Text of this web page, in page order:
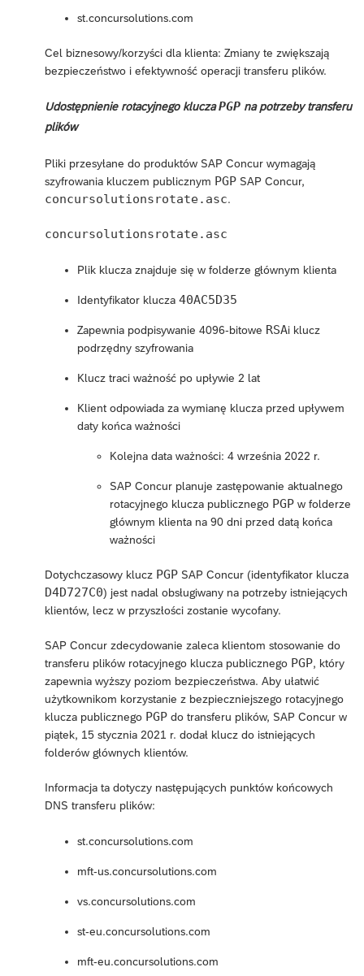
st.concursolutions.com
Cel biznesowy/korzyści dla klienta: Zmiany te zwiększają
bezpieczeństwo i efektywność operacji transferu plików.
Udostępnienie rotacyjnego kluczaPGP na potrzeby transferu
plików
Pliki przesyłane do produktów SAP Concur wymagają
szyfrowania kluczem publicznym PGP SAP Concur,
concursolutionsrotate.asc.
concursolutionsrotate.asc
Plik klucza znajduje się w folderze głównym klienta
Identyfikator klucza 40AC5D35
Zapewnia podpisywanie 4096-bitowe RSAi klucz
podrzędny szyfrowania
Klucz traci ważność po upływie 2 lat
Klient odpowiada za wymianę klucza przed upływem
daty końca ważności
Kolejna data ważności: 4 września 2022 r.
SAP Concur planuje zastępowanie aktualnego
rotacyjnego klucza publicznego PGP w folderze
głównym klienta na 90 dni przed datą końca
ważności
Dotychczasowy klucz PGP SAP Concur (identyfikator klucza
D4D727C0) jest nadal obsługiwany na potrzeby istniejących
klientów, lecz w przyszłości zostanie wycofany.
SAP Concur zdecydowanie zaleca klientom stosowanie do
transferu plików rotacyjnego klucza publicznego PGP, który
zapewnia wyższy poziom bezpieczeństwa. Aby ułatwić
użytkownikom korzystanie z bezpieczniejszego rotacyjnego
klucza publicznego PGP do transferu plików, SAP Concur w
piątek, 15 stycznia 2021 r. dodał klucz do istniejących
folderów głównych klientów.
Informacja ta dotyczy następujących punktów końcowych
DNS transferu plików:
st.concursolutions.com
mft-us.concursolutions.com
vs.concursolutions.com
st-eu.concursolutions.com
mft-eu.concursolutions.com